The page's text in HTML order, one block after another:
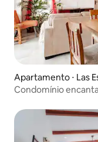
Apartamento ⋅ Las
Condomínio